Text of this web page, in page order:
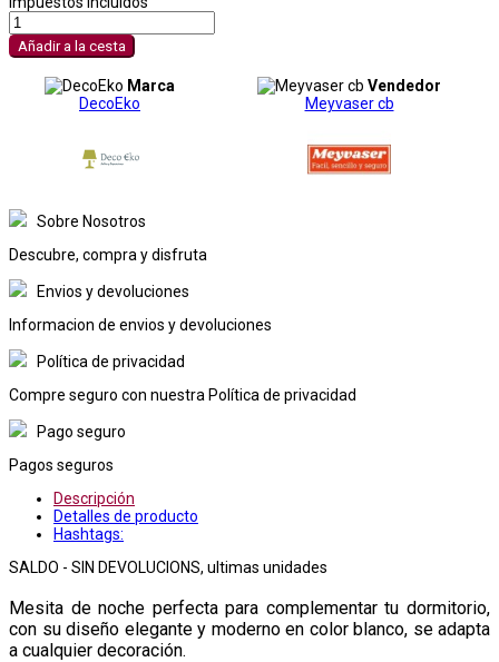
Añadir a la cesta
Marca
DecoEko
Vendedor
Meyvaser cb
Sobre Nosotros
Descubre, compra y disfruta
Envios y devoluciones
Informacion de envios y devoluciones
Política de privacidad
Compre seguro con nuestra Política de privacidad
Pago seguro
Pagos seguros
Descripción
Detalles de producto
Hashtags:
SALDO - SIN DEVOLUCIONS, ultimas unidades
Mesita de noche perfecta para complementar tu dormitorio,
con su diseño elegante y moderno en color blanco, se adapta
a cualquier decoración.